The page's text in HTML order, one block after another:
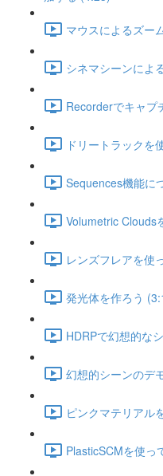
マウスによるズー
シネマシーンによ
Recorderでキャプ
ドリートラックを
Sequences機能に
Volumetric Clouds
レンズフレアを使
発光体を作ろう
HDRPで幻想的な
幻想的シーンのデ
ピンクマテリアル
PlasticSCMを使っ